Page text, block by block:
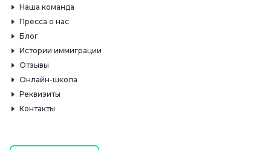
Наша команда
Пресса о нас
Блог
Истории иммиграции
Отзывы
Онлайн-школа
Реквизиты
Контакты